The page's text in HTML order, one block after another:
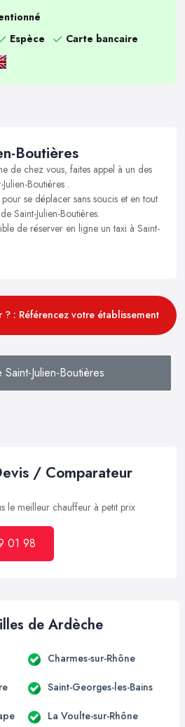
Espèce
Carte bancaire
Boutières
de chez vous, faites appel à un des
Boutières .
se déplacer sans soucis et en tout
Saint-Julien-Boutières.
de réserver en ligne un taxi à Saint-
? : Référencez votre établissement
Julien-Boutières
/ Comparateur
le meilleur chauffeur à petit prix
01 98
de Ardèche
Charmes-sur-Rhône
Saint-Georges-les-Bains
La Voulte-sur-Rhône